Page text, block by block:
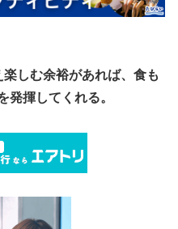
しむ余裕があれば、食も
発揮してくれる。